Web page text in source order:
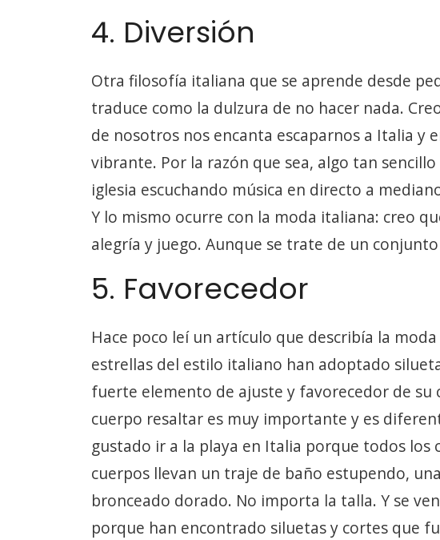
4. Diversión
Otra filosofía italiana que se aprende desde
traduce como la dulzura de no hacer nada.
de nosotros nos encanta escaparnos a Italia y
vibrante. Por la razón que sea, algo tan
iglesia escuchando música en directo a
Y lo mismo ocurre con la moda italiana: creo
alegría y juego. Aunque se trate de un
5. Favorecedor
Hace poco leí un artículo que describía la
estrellas del estilo italiano han adoptado
fuerte elemento de ajuste y favorecedor de su
cuerpo resaltar es muy importante y es
gustado ir a la playa en Italia porque todos los
cuerpos llevan un traje de baño estupendo,
bronceado dorado. No importa la talla. Y se
porque han encontrado siluetas y cortes que